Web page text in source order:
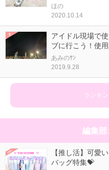
ほの
2020.10.14
アイドル現場で
ブに行こう！使
あみのｻﾝ
2019.9.28
ランキ
編集
【推し活】可愛
バッグ特集💝